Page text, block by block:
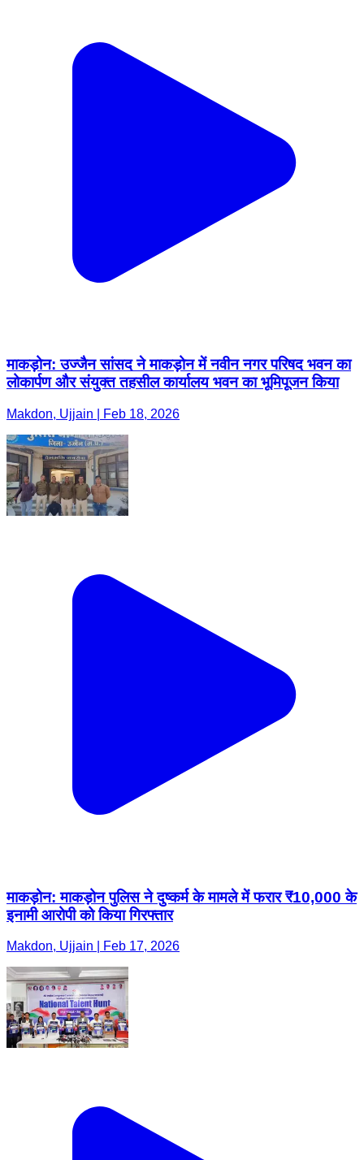
माकड़ोन: उज्जैन सांसद ने माकड़ोन में नवीन नगर परिषद भवन का
लोकार्पण और संयुक्त तहसील कार्यालय भवन का भूमिपूजन किया
Makdon, Ujjain | Feb 18, 2026
माकड़ोन: माकड़ोन पुलिस ने दुष्कर्म के मामले में फरार ₹10,000 के
इनामी आरोपी को किया गिरफ्तार
Makdon, Ujjain | Feb 17, 2026